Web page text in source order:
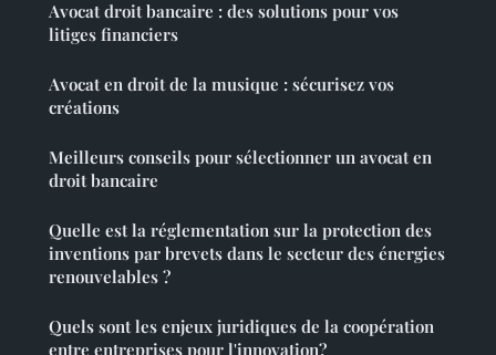
Avocat droit bancaire : des solutions pour vos
litiges financiers
Avocat en droit de la musique : sécurisez vos
créations
Meilleurs conseils pour sélectionner un avocat en
droit bancaire
Quelle est la réglementation sur la protection des
inventions par brevets dans le secteur des énergies
renouvelables ?
Quels sont les enjeux juridiques de la coopération
entre entreprises pour l'innovation?